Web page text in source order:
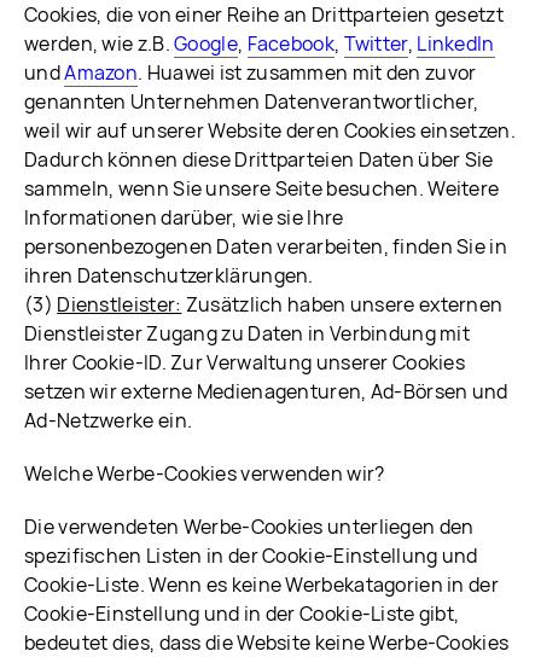
Cookies, die von einer Reihe an Drittparteien gesetzt
werden, wie z.B.Google, Facebook, Twitter, LinkedIn
undAmazon. Huawei ist zusammen mit den zuvor
genannten Unternehmen Datenverantwortlicher,
weil wir auf unserer Website deren Cookies einsetzen.
Dadurch können diese Drittparteien Daten über Sie
sammeln, wenn Sie unsere Seite besuchen. Weitere
Informationen darüber, wie sie Ihre
personenbezogenen Daten verarbeiten, finden Sie in
ihren Datenschutzerklärungen.
(3) Dienstleister: Zusätzlich haben unsere externen
Dienstleister Zugang zu Daten in Verbindung mit
Ihrer Cookie-ID. Zur Verwaltung unserer Cookies
setzen wir externe Medienagenturen, Ad-Börsen und
Ad-Netzwerke ein.
Welche Werbe-Cookies verwenden wir?
Die verwendeten Werbe-Cookies unterliegen den
spezifischen Listen in der Cookie-Einstellung und
Cookie-Liste. Wenn es keine Werbekatagorien in der
Cookie-Einstellung und in der Cookie-Liste gibt,
bedeutet dies, dass die Website keine Werbe-Cookies